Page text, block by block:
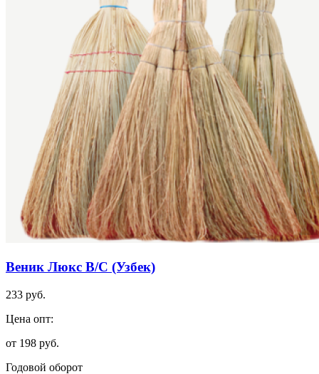
Веник Люкс В/С (Узбек)
233 руб.
Цена опт:
от 198 руб.
Годовой оборот